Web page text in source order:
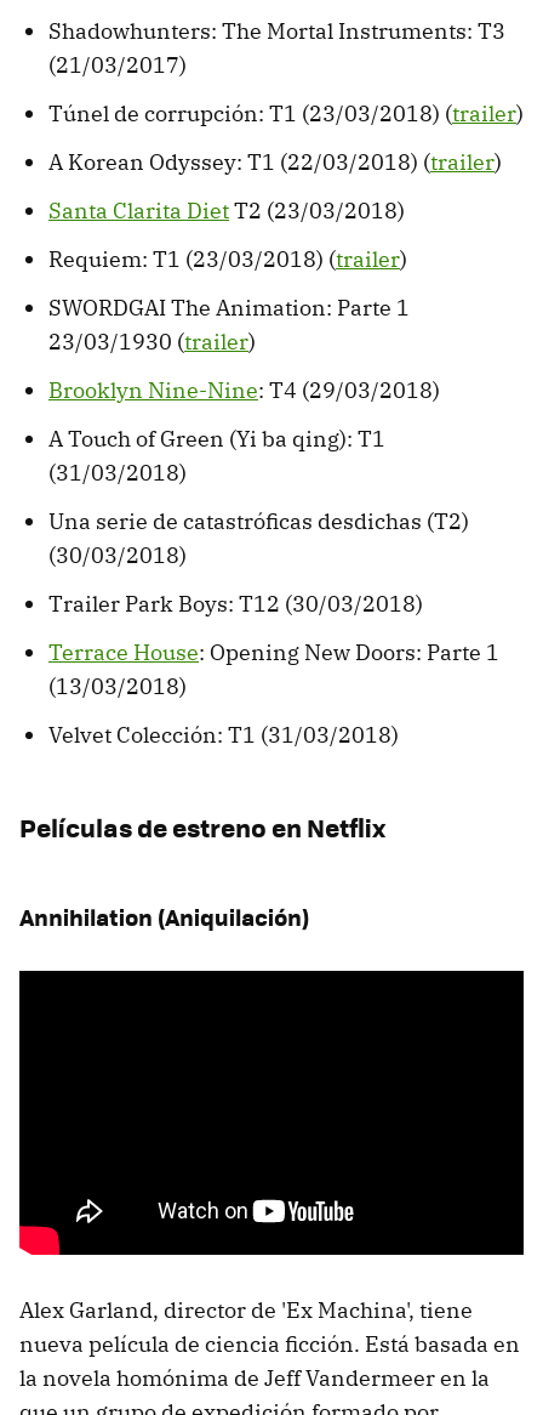
Shadowhunters: The Mortal Instruments: T3
(21/03/2017)
Túnel de corrupción: T1 (23/03/2018) (trailer)
A Korean Odyssey: T1 (22/03/2018) (trailer)
Santa Clarita DietT2 (23/03/2018)
Requiem: T1 (23/03/2018) (trailer)
SWORDGAI The Animation: Parte 1
23/03/1930 (trailer)
Brooklyn Nine-Nine: T4 (29/03/2018)
A Touch of Green (Yi ba qing): T1
(31/03/2018)
Una serie de catastróficas desdichas (T2)
(30/03/2018)
Trailer Park Boys: T12 (30/03/2018)
Terrace House: Opening New Doors: Parte 1
(13/03/2018)
Velvet Colección: T1 (31/03/2018)
Películas de estreno en Netflix
Annihilation (Aniquilación)
Alex Garland, director de 'Ex Machina', tiene
nueva película de ciencia ficción. Está basada en
la novela homónima de Jeff Vandermeer en la